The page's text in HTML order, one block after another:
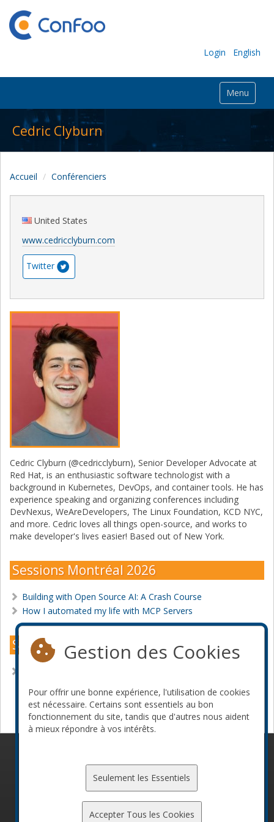
Login English
Menu
Cedric Clyburn
Accueil Conférenciers
United States
www.cedricclyburn.com
Twitter
Cedric Clyburn (@cedricclyburn), Senior Developer Advocate at
Red Hat, is an enthusiastic software technologist with a
background in Kubernetes, DevOps, and container tools. He has
experience speaking and organizing conferences including
DevNexus, WeAreDevelopers, The Linux Foundation, KCD NYC,
and more. Cedric loves all things open-source, and works to
make developer's lives easier! Based out of New York.
Sessions Montréal 2026
Building with Open Source AI: A Crash Course
How I automated my life with MCP Servers
Sessions Montréal 2025
Devenir commanditaire
Gestion des Cookies
Pour offrir une bonne expérience, l'utilisation de cookies
est nécessaire. Certains sont essentiels au bon
fonctionnement du site, tandis que d'autres nous aident
à mieux répondre à vos intérêts.
Seulement les Essentiels
Accepter Tous les Cookies